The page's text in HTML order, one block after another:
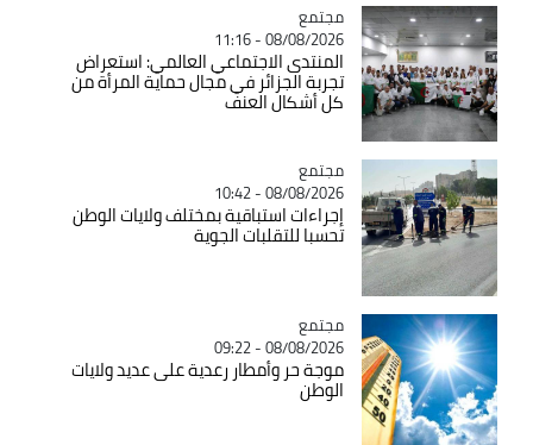
Catégorie
مجتمع
08/08/2026 - 11:16
المنتدى الاجتماعي العالمي: استعراض
تجربة الجزائر في مجال حماية المرأة من
كل أشكال العنف
Catégorie
مجتمع
08/08/2026 - 10:42
إجراءات استباقية بمختلف ولايات الوطن
تحسبا للتقلبات الجوية
Catégorie
مجتمع
08/08/2026 - 09:22
موجة حر وأمطار رعدية على عديد ولايات
الوطن